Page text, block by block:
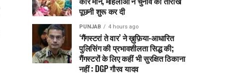
पूछनी शुरू कर दी
PUNJAB 4 hours ago
‘गैंगस्टरां ते वार’ ने ख़ुफ़िया-आधारित
पुलिसिंग की प्रभावशीलता सिद्ध की;
गैंगस्टरों के लिए कहीं भी सुरक्षित ठिकाना
नहीं : DGP गौरव यादव